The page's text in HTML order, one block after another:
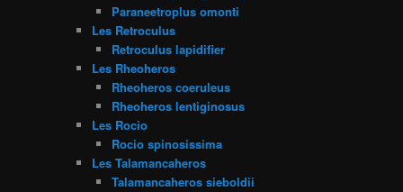
Paraneetroplus omonti
Les Retroculus
Retroculus lapidifier
Les Rheoheros
Rheoheros coeruleus
Rheoheros lentiginosus
Les Rocio
Rocio spinosissima
Les Talamancaheros
Talamancaheros sieboldii